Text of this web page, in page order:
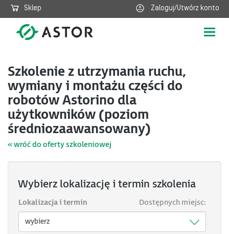
Sklep Zaloguj/Utwórz konto
Szkolenie z utrzymania ruchu,
wymiany i montażu części do
robotów Astorino dla
użytkowników (poziom
średniozaawansowany)
« wróć do oferty szkoleniowej
Wybierz lokalizację i termin szkolenia
Dostępnych miejsc:
Lokalizacja i termin